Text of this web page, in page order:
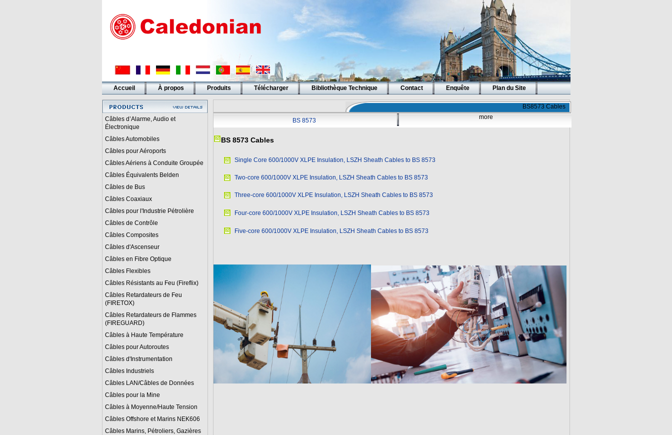
Accueil À propos Produits Télécharger Bibliothèque Technique Contact Enquête
Plan du Site
Liens
Câbles d’Alarme, Audio et
Électronique
Câbles Automobiles
Câbles pour Aéroports
Câbles Aériens à Conduite Groupée
Câbles Équivalents Belden
Câbles de Bus
Câbles Coaxiaux
Câbles pour l'Industrie Pétrolière
Câbles de Contrôle
Câbles Composites
Câbles d'Ascenseur
Câbles en Fibre Optique
Câbles Flexibles
Câbles Résistants au Feu (Fireflix)
Câbles Retardateurs de Feu
(FIRETOX)
Câbles Retardateurs de Flammes
(FIREGUARD)
Câbles à Haute Température
Câbles pour Autoroutes
Câbles d'Instrumentation
Câbles Industriels
Câbles LAN/Câbles de Données
Câbles pour la Mine
Câbles à Moyenne/Haute Tension
Câbles Offshore et Marins NEK606
Câbles Marins, Pétroliers, Gazières
BS8573 Cables
BS 8573
more
BS 8573 Cables
Single Core 600/1000V XLPE Insulation, LSZH Sheath Cables to BS 8573
Two-core 600/1000V XLPE Insulation, LSZH Sheath Cables to BS 8573
Three-core 600/1000V XLPE Insulation, LSZH Sheath Cables to BS 8573
Four-core 600/1000V XLPE Insulation, LSZH Sheath Cables to BS 8573
Five-core 600/1000V XLPE Insulation, LSZH Sheath Cables to BS 8573